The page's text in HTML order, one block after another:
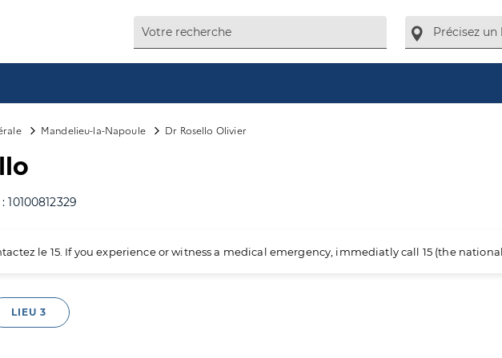
Mandelieu-la-Napoule Dr Rosello Olivier
10100812329
le 15. If you experience or witness a medical emergency, immediatly call 15 (the
LIEU 3